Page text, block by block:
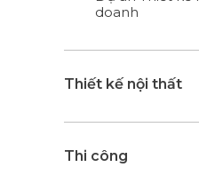
doanh
Thiết kế nội thất
Thi công